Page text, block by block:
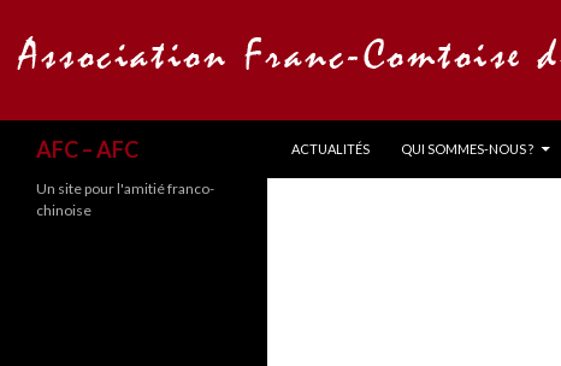
AFC – AFC
ACTUALITÉS
QUI SOMMES-NOUS ?
Un site pour l'amitié franco-
chinoise